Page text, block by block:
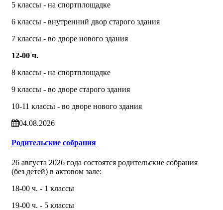
5 классы - на спортплощадке
6 классы - внутренний двор старого здания
7 классы - во дворе нового здания
12-00 ч.
8 классы - на спортплощадке
9 классы - во дворе старого здания
10-11 классы - во дворе нового здания
04.08.2026
Родительские собрания
26 августа 2026 года состоятся родительские собрания
(без детей) в актовом зале:
18-00 ч. - 1 классы
19-00 ч. - 5 классы